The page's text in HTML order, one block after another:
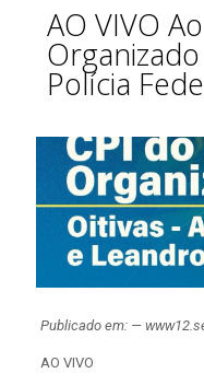
AO VIVO
Polícia
Publicado em: —
AO VIVO